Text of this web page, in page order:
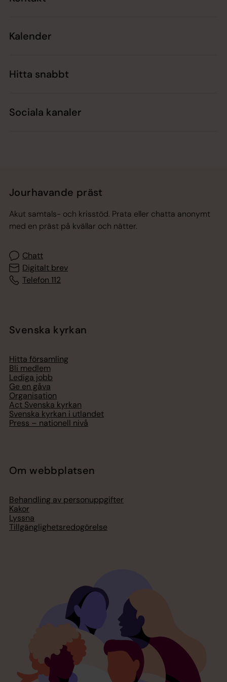
Kalender
Hitta snabbt
Sociala kanaler
Jourhavande präst
Akut samtals- och krisstöd. Prata eller chatta anonymt
med en präst på kvällar och nätter.
Chatt
Digitalt brev
Telefon 112
Svenska kyrkan
Hitta församling
Bli medlem
Lediga jobb
Ge en gåva
Organisation
Act Svenska kyrkan
Svenska kyrkan i utlandet
Press – nationell nivå
Om webbplatsen
Behandling av personuppgifter
Kakor
Lyssna
Tillgänglighetsredogörelse